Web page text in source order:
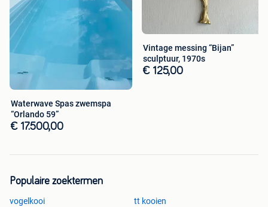
Waterwave Spas zwemspa
“Orlando 59”
€ 17.500,00
Vintage messing “Bijan”
sculptuur, 1970s
€ 125,00
Populaire zoektermen
vogelkooi
tt kooien